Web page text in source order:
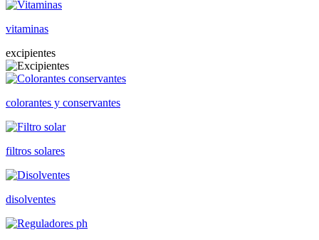
vitaminas
excipientes
colorantes y conservantes
filtros solares
disolventes